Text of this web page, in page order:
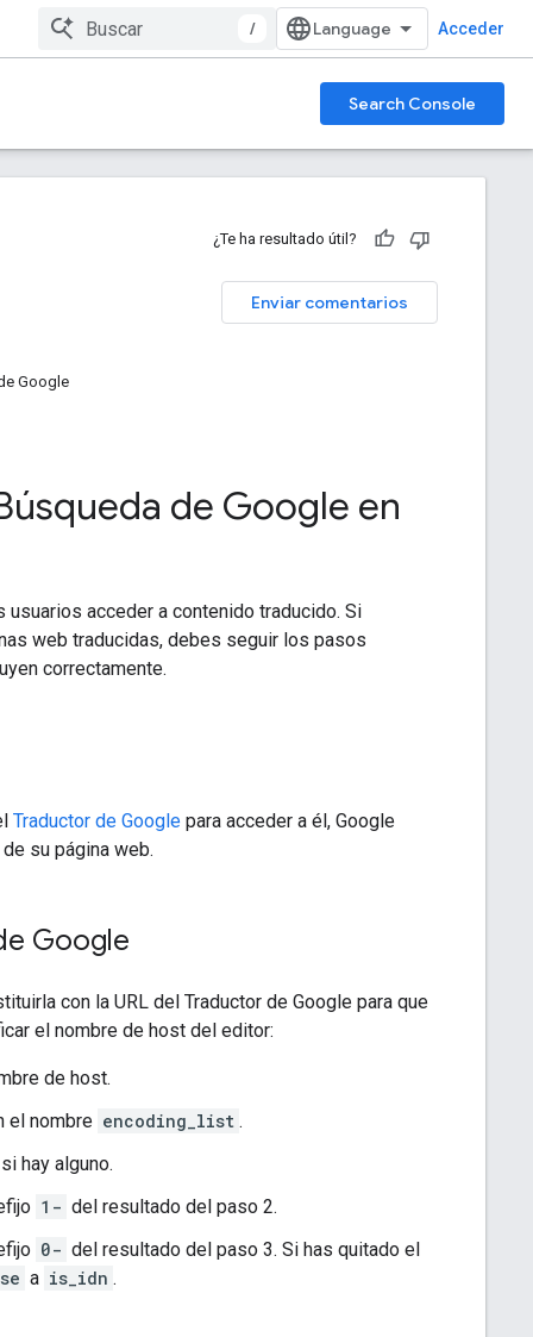
/ Acceder
Search Console
¿Te ha resultado útil?
Enviar comentarios
Google
de Google en
usuarios acceder a contenido traducido. Si
web traducidas, debes seguir los pasos
correctamente.
Traductor de Google para acceder a él, Google
su página web.
Google
con la URL del Traductor de Google para que
el nombre de host del editor:
de host.
el nombre encoding_list .
hay alguno.
1- del resultado del paso 2.
0- del resultado del paso 3. Si has quitado el
a is_idn .